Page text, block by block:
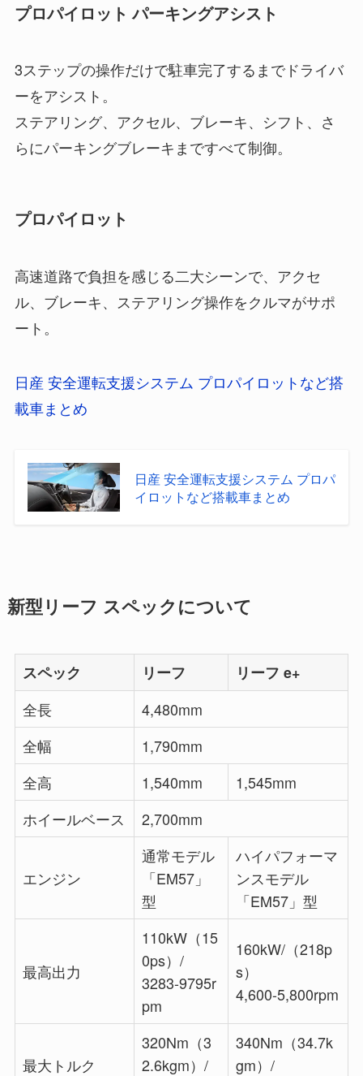
プロパイロット パーキングアシスト
3ステップの操作だけで駐車完了するまでドライバ
ーをアシスト。
ステアリング、アクセル、ブレーキ、シフト、さ
らにパーキングブレーキまですべて制御。
プロパイロット
高速道路で負担を感じる二大シーンで、アクセ
ル、ブレーキ、ステアリング操作をクルマがサポ
ート。
日産 安全運転支援システム プロパイロットなど搭
載車まとめ
日産 安全運転支援システム プロパ
イロットなど搭載車まとめ
新型リーフ スペックについて
スペック リーフ
リーフ e+
全長
4,480mm
全幅
1,790mm
全高
1,540mm
1,545mm
ホイールベース
2,700mm
エンジン
通常モデル
「EM57」
型
ハイパフォーマ
ンスモデル
「EM57」型
最高出力
110kW（15
0ps）/
3283-9795r
pm
160kW/（218p
s）
4,600-5,800rpm
最大トルク
320Nm（3
2.6kgm）/
340Nm（34.7k
gm）/